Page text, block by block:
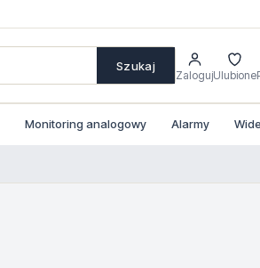
Szukaj
ZalogujUlubione
Monitoring analogowy Alarmy